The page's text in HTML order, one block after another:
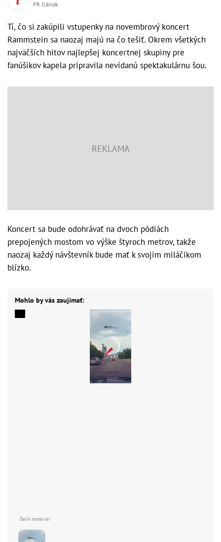
PR článok
Tí, čo si zakúpili vstupenky na novembrový koncert
Rammstein sa naozaj majú na čo tešiť. Okrem všetkých
najväčších hitov najlepšej koncertnej skupiny pre
fanúšikov kapela pripravila nevídanú spektakulárnu šou.
Koncert sa bude odohrávať na dvoch pódiách
prepojených mostom vo výške štyroch metrov, takže
naozaj každý návštevník bude mať k svojim miláčikom
blízko.
Mohlo by vás zaujímať: